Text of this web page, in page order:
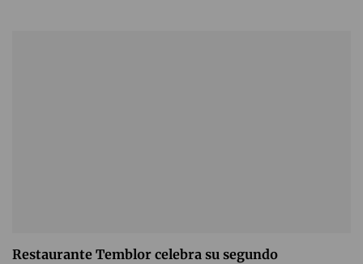
Restaurante Temblor celebra su segundo